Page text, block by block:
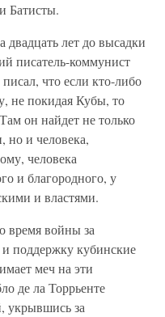
Батисты.
двадцать лет до высадки
писатель-коммунист
что если кто-либо
не покидая Кубы, то
он найдет не только
но и человека,
человека
и благородного, у
и властями.
время войны за
поддержку кубинские
меч на эти
де ла Торрьенте
укрывшись за